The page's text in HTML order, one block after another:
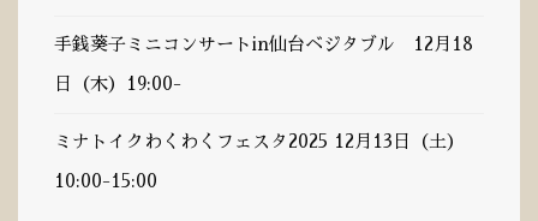
手銭葵子ミニコンサートin仙台ベジタブル 12月18
日（木）19:00-
ミナトイクわくわくフェスタ2025 12月13日（土）
10:00-15:00
© Tz Aiko Official Web site Copyright 2019-2020. All